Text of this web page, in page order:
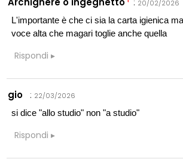
20/02/2026
L'importante è che ci sia la carta igienica
voce alta che magari toglie anche quella
Rispondi
gio : 22/03/2026
si dice "allo studio" non "a studio"
Rispondi